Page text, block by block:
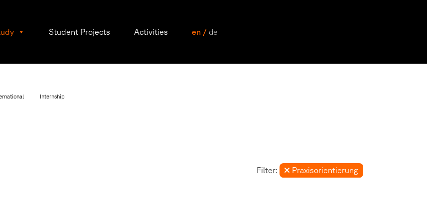
Student Projects Activities en / de
Internship
Filter: Praxisorientierung